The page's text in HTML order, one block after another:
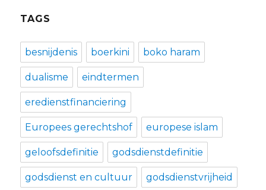
TAGS
besnijdenis boerkini boko haram
dualisme eindtermen
eredienstfinanciering
Europees gerechtshof europese islam
geloofsdefinitie godsdienstdefinitie
godsdienst en cultuur godsdienstvrijheid